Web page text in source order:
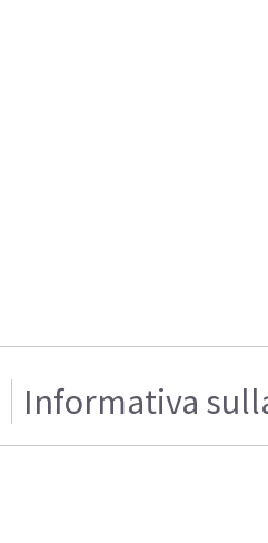
Informativa